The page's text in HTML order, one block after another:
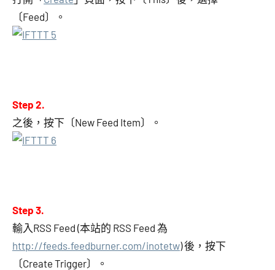
〔Feed〕。
Step 2.
之後，按下〔New Feed Item〕。
Step 3.
輸入RSS Feed (本站的 RSS Feed 為
http://feeds.feedburner.com/inotetw) 後，按下
〔Create Trigger〕。